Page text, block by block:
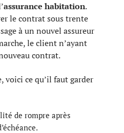
assurance habitation.
le contrat sous trente
à un nouvel assureur
le client n’ayant
contrat.
voici ce qu’il faut garder
de rompre après